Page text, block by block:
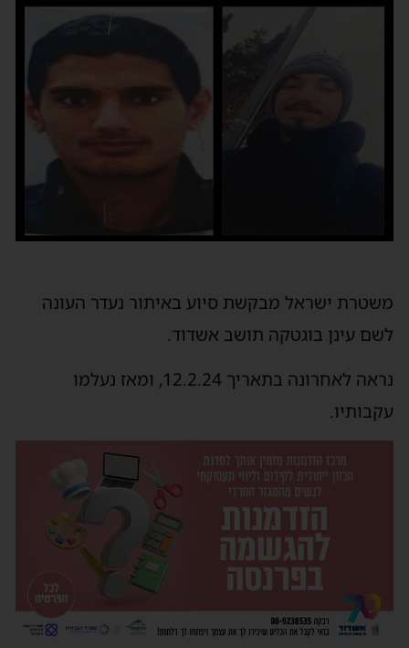
משטרת ישראל מבקשת סיוע באיתור נעדר העונה
לשם עינן בוגטקה תושב אשדוד.
נראה לאחרונה בתאריך 12.2.24, ומאז נעלמו
עקבותיו.